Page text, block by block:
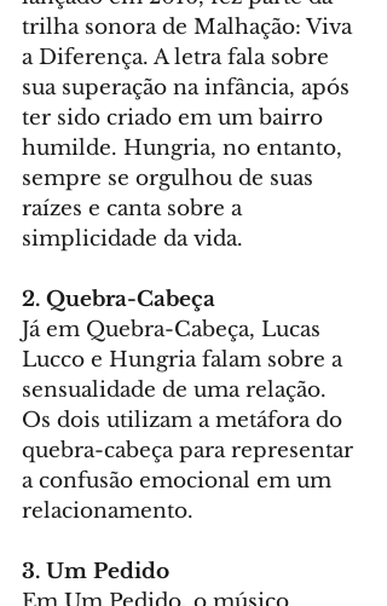
trilha sonora de Malhação: Viva
a Diferença. A letra fala sobre
sua superação na infância, após
ter sido criado em um bairro
humilde. Hungria, no entanto,
sempre se orgulhou de suas
raízes e canta sobre a
simplicidade da vida.
2. Quebra-Cabeça
Já em Quebra-Cabeça, Lucas
Lucco e Hungria falam sobre a
sensualidade de uma relação.
Os dois utilizam a metáfora do
quebra-cabeça para representar
a confusão emocional em um
relacionamento.
3. Um Pedido